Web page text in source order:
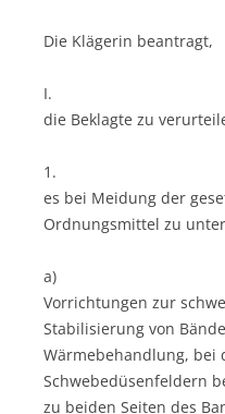
Die Klägerin beantragt,
I.
die Beklagte zu
1.
es bei Meidung der
Ordnungsmittel zu
a)
Vorrichtungen zur
Stabilisierung von
Wärmebehandlung, bei
Schwebedüsenfeldern
zu beiden Seiten des